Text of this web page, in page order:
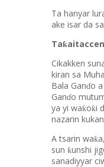
Ta hanyar
ake isar da sa
Taƙ
Cikakken
kiran sa
Bala Ganɗo
Ganɗo
ya yi waƙoƙi
nazarin
A tsarin waƙ
sun ƙunshi
sanadiyyar